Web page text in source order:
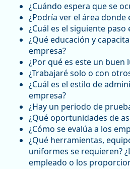
¿Cuándo espera que se
¿Podría ver el área
¿Cuál es el siguiente paso
¿Qué educación y
empresa?
¿Por qué es este un buen
¿Trabajaré solo o con
¿Cuál es el estilo de
empresa?
¿Hay un periodo de
¿Qué oportunidades de
¿Cómo se evalúa a los
¿Qué herramientas,
uniformes se requieren?
empleado o los